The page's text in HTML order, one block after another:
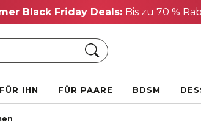
Black Friday Deals: Bis zu 70 %
Suche
FÜR IHN FÜR PAARE BDSM